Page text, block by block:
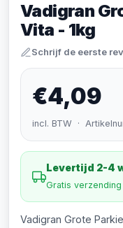
Vadigran
Vita - 1kg
Schrijf de eerste
€4,09
incl. BTW ·
Levertijd 2-4
Gratis
Vadigran Grote